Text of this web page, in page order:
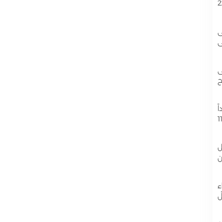
22.01.2024
لمعطيات كل المستشفيات قبل ستة شهور، قد أشار لإصابة 12 ألف جندي إسرائيلي، وقبل أسبوع كشفت في تحقيق جديد عن 11
إن